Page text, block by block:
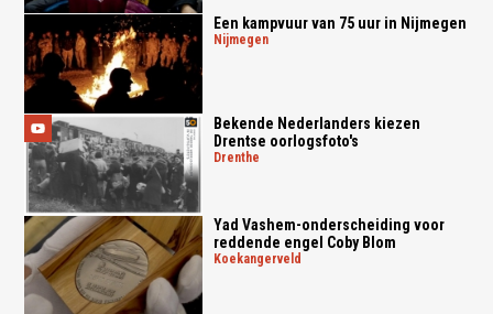
Een kampvuur van 75 uur in Nijmegen
nijmegen
Bekende Nederlanders kiezen
Drentse oorlogsfoto's
drenthe
Yad Vashem-onderscheiding voor
reddende engel Coby Blom
koekangerveld